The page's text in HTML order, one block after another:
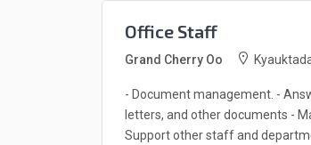
Office Staff
Grand Cherry Oo
- Document management. -
letters, and other documents -
Support other staff and